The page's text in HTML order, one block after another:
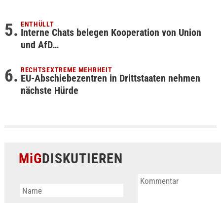
ENTHÜLLT
Interne Chats belegen Kooperation von Union
und AfD…
RECHTSEXTREME MEHRHEIT
EU-Abschiebezentren in Drittstaaten nehmen
nächste Hürde
MiGDISKUTIEREN